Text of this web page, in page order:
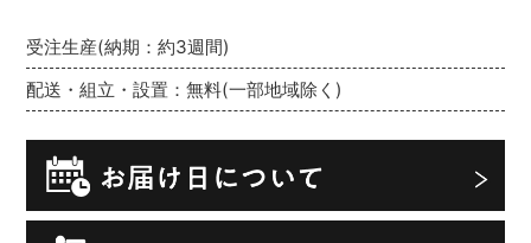
受注生産(納期：約3週間)
配送・組立・設置：無料(一部地域除く)